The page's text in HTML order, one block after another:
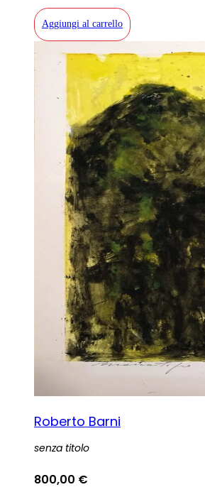
Aggiungi al carrello
Roberto Barni
senza titolo
800,00 €